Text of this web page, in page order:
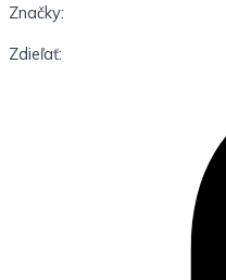
Značky:
Zdieľať: